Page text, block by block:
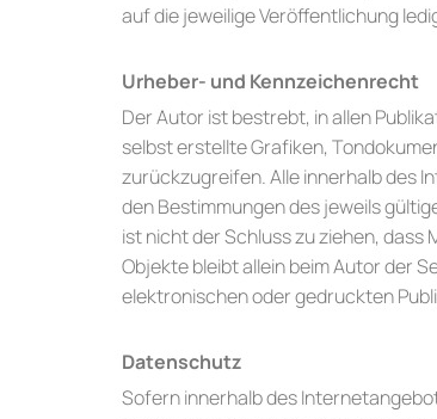
auf die jeweilige Veröffentlichung
Urheber- und Kennzeichenrecht
Der Autor ist bestrebt, in allen
selbst erstellte Grafiken,
zurückzugreifen. Alle innerhalb des
den Bestimmungen des jeweils
ist nicht der Schluss zu ziehen,
Objekte bleibt allein beim Autor der
elektronischen oder gedruckten
Datenschutz
Sofern innerhalb des